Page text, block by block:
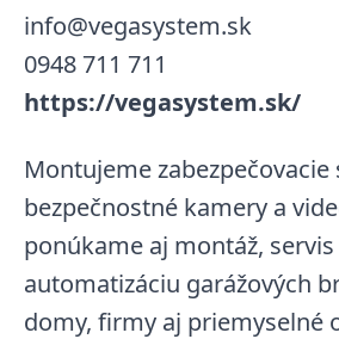
info@vegasystem.sk
0948 711 711
https://vegasystem.sk/
Montujeme zabezpečovacie
bezpečnostné kamery a
ponúkame aj montáž, servis
automatizáciu garážových
domy, firmy aj priemyselné